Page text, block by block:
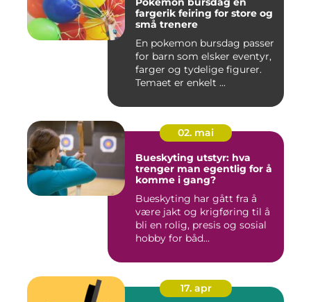
fargerik feiring for store og
små trenere
En pokemon bursdag passer
for barn som elsker eventyr,
farger og tydelige figurer.
Temaet er enkelt ...
02. mai
Bueskyting utstyr: hva
trenger man egentlig for å
komme i gang?
Bueskyting har gått fra å
være jakt og krigføring til å
bli en rolig, presis og sosial
hobby for båd...
17. apr